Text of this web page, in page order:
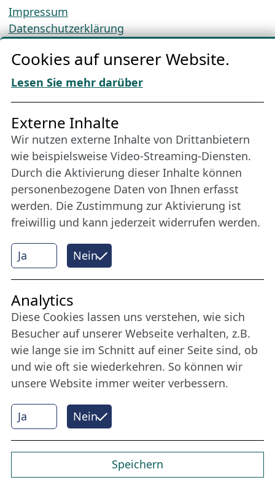
Impressum
Datenschutzerklärung
AGBs
Download „Nordic Tango“
Freundes­kreis
Bleiben Sie uns das ganze Jahr über verbunden:
Werden Sie Freund der Nordischen Filmtage
Lübeck.
Mehr erfahren
Internet Partner
© 2026 Nordische Filmtage Lübeck
CONVOTIS Lübeck GmbH
Cookies auf unserer Website.
Lesen Sie mehr darüber
Ja Nein
Externe Inhalte
Wir nutzen externe Inhalte von Drittanbietern
wie beispielsweise Video-Streaming-Diensten.
Durch die Aktivierung dieser Inhalte können
personenbezogene Daten von Ihnen erfasst
werden. Die Zustimmung zur Aktivierung ist
freiwillig und kann jederzeit widerrufen werden.
Ja Nein
Analytics
Diese Cookies lassen uns verstehen, wie sich
Besucher auf unserer Webseite verhalten, z.B.
wie lange sie im Schnitt auf einer Seite sind, ob
und wie oft sie wiederkehren. So können wir
unsere Website immer weiter verbessern.
Speichern